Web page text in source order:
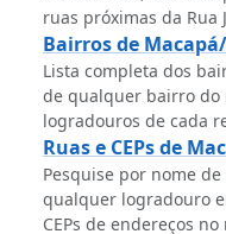
ruas próximas da Rua
Bairros de
Lista completa dos
de qualquer bairro do
logradouros de cada
Ruas e CEPs de
Pesquise por nome
qualquer logradouro
CEPs de endereços